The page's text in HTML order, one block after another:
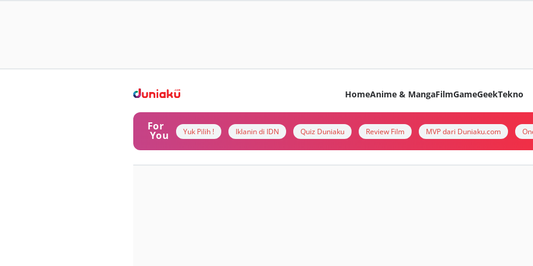
HomeAnime & MangaFilmGameGeekTekno
For
You Yuk Pilih ! Iklanin di IDN Quiz Duniaku Review Film MVP dari Duniaku.com